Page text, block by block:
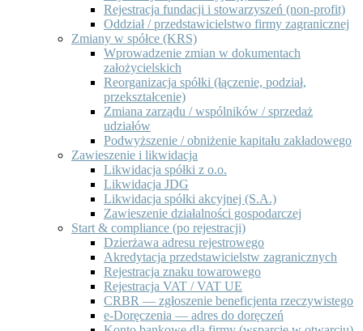
Rejestracja fundacji i stowarzyszeń (non-profit)
Oddział / przedstawicielstwo firmy zagranicznej
Zmiany w spółce (KRS)
Wprowadzenie zmian w dokumentach
założycielskich
Reorganizacja spółki (łączenie, podział,
przekształcenie)
Zmiana zarządu / wspólników / sprzedaż
udziałów
Podwyższenie / obniżenie kapitału zakładowego
Zawieszenie i likwidacja
Likwidacja spółki z o.o.
Likwidacja JDG
Likwidacja spółki akcyjnej (S.A.)
Zawieszenie działalności gospodarczej
Start & compliance (po rejestracji)
Dzierżawa adresu rejestrowego
Akredytacja przedstawicielstw zagranicznych
Rejestracja znaku towarowego
Rejestracja VAT / VAT UE
CRBR — zgłoszenie beneficjenta rzeczywistego
e-Doręczenia — adres do doręczeń